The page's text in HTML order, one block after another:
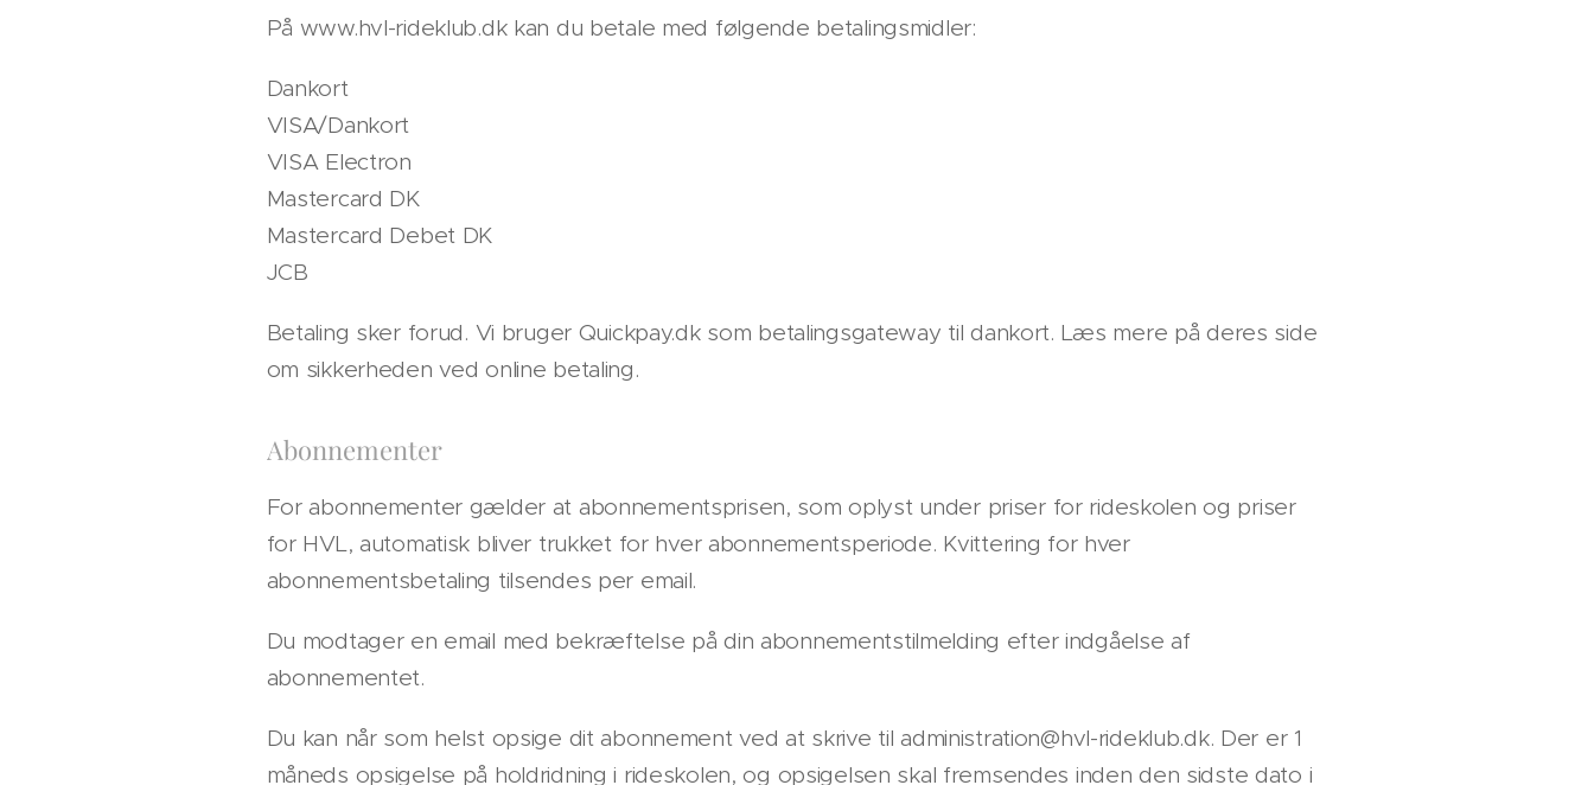
På www.hvl-rideklub.dk kan du betale med følgende betalingsmidler:
Dankort
VISA/Dankort
VISA Electron
Mastercard DK
Mastercard Debet DK
JCB
Betaling sker forud. Vi bruger Quickpay.dk som betalingsgateway til dankort. Læs mere på deres side
om sikkerheden ved online betaling.
Abonnementer
For abonnementer gælder at abonnementsprisen, som oplyst under priser for rideskolen og priser
for HVL, automatisk bliver trukket for hver abonnementsperiode. Kvittering for hver
abonnementsbetaling tilsendes per email.
Du modtager en email med bekræftelse på din abonnementstilmelding efter indgåelse af
abonnementet.
Du kan når som helst opsige dit abonnement ved at skrive til administration@hvl-rideklub.dk. Der er 1
måneds opsigelse på holdridning i rideskolen, og opsigelsen skal fremsendes inden den sidste dato i